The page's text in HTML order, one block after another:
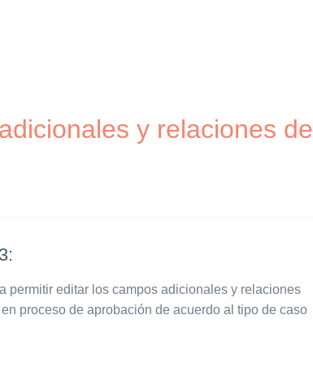
y relaciones de
permitir editar los campos adicionales y relaciones
proceso de aprobación de acuerdo al tipo de caso